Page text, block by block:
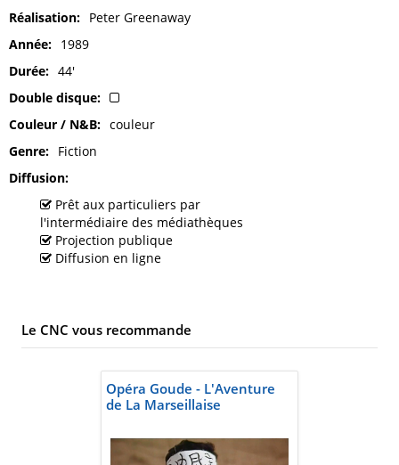
Réalisation
Peter Greenaway
Année
1989
Durée
44'
Double disque
Couleur / N&B
couleur
Genre
Fiction
Diffusion
Prêt aux particuliers par
l'intermédiaire des médiathèques
Projection publique
Diffusion en ligne
Le CNC vous recommande
Opéra Goude - L'Aventure
de La Marseillaise